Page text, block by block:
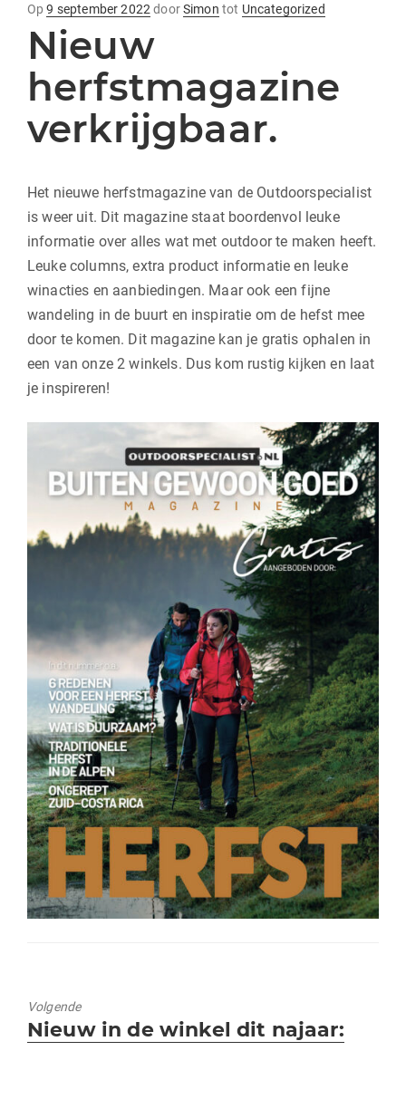
Opgeplaatst
op
9 september 2022doorSimon tot Uncategorized
Nieuw
herfstmagazine
verkrijgbaar.
Het nieuwe herfstmagazine van de Outdoorspecialist
is weer uit. Dit magazine staat boordenvol leuke
informatie over alles wat met outdoor te maken heeft.
Leuke columns, extra product informatie en leuke
winacties en aanbiedingen. Maar ook een fijne
wandeling in de buurt en inspiratie om de hefst mee
door te komen. Dit magazine kan je gratis ophalen in
een van onze 2 winkels. Dus kom rustig kijken en laat
je inspireren!
Volgende
Volgend
Nieuw in de winkel dit najaar: